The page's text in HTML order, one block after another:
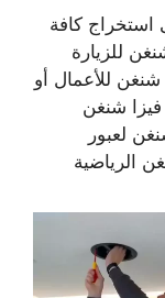
استخراج كافة
للزيارة
شنغن للأعمال أو
فيزا شنغن
لعبور
الرياضية